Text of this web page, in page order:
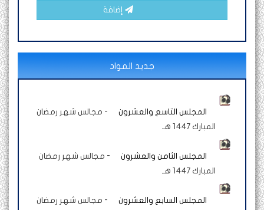
إضافة
جديد المواد
المجلس التاسع والعشرون -مجالس شهر رمضان
المجلس الثامن والعشرون -مجالس شهر رمضان
المجلس السابع والعشرون -مجالس شهر رمضان